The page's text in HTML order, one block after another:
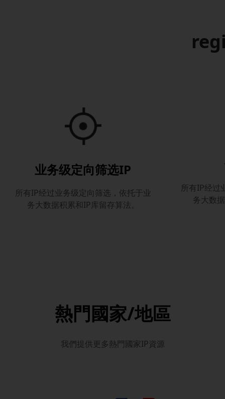
业务级定向筛选IP
所有IP经过业务级定向筛选，依托于业
务大数据积累和IP库留存算法。
所有IP经过
务大数
熱門國家/地區
我們提供更多熱門國家IP資源